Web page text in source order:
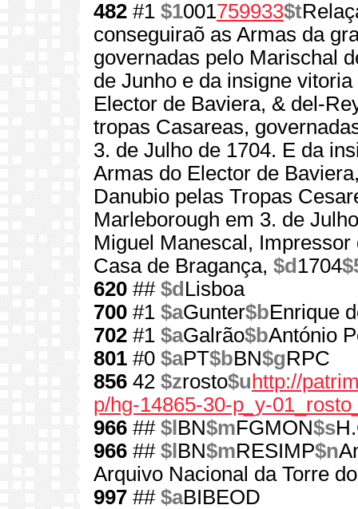
482 #1 $1001759933$t
conseguiraõ as Armas da
governadas pelo Marischal
de Junho e da insigne
Elector de Baviera, & del-
tropas Casareas,
3. de Julho de 1704. E da
Armas do Elector de
Danubio pelas Tropas
Marleborough em 3. de
Miguel Manescal,
Casa de Bragança, $d 1704
620 ## $d Lisboa
700 #1 $aGunter$bEnrique
702 #1 $aGalrão$bAntónio
801 #0 $aPT$bBN$gRPC
856 42 $zrosto$u http://
p/hg-14865-30-p_y-
966 ## $l BN$mFGMON$s
966 ## $l BN$mRESIMP$n
Arquivo Nacional da Torre
997 ## $aBIBEOD